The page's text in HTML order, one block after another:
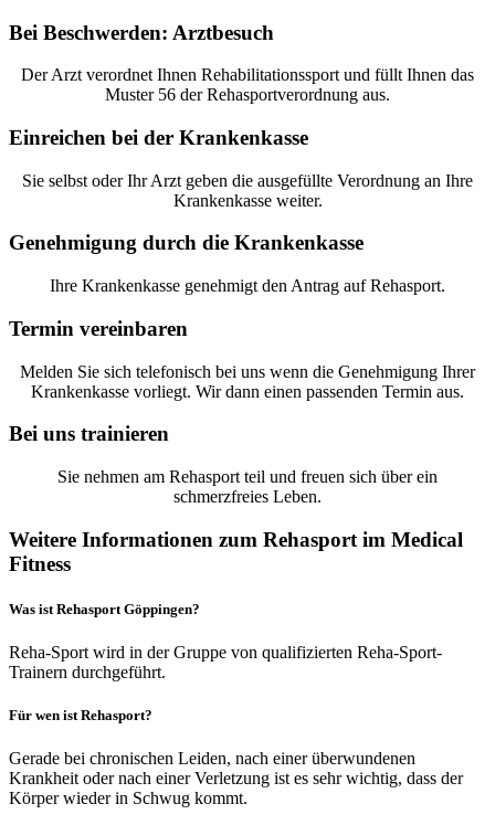
Bei Beschwerden: Arztbesuch
Der Arzt verordnet Ihnen Rehabilitationssport und füllt Ihnen das
Muster 56 der Rehasportverordnung aus.
Einreichen bei der Krankenkasse
Sie selbst oder Ihr Arzt geben die ausgefüllte Verordnung an Ihre
Krankenkasse weiter.
Genehmigung durch die Krankenkasse
Ihre Krankenkasse genehmigt den Antrag auf Rehasport.
Termin vereinbaren
Melden Sie sich telefonisch bei uns wenn die Genehmigung Ihrer
Krankenkasse vorliegt. Wir dann einen passenden Termin aus.
Bei uns trainieren
Sie nehmen am Rehasport teil und freuen sich über ein
schmerzfreies Leben.
Weitere Informationen zum Rehasport im Medical
Fitness
Was ist Rehasport Göppingen?
Reha-Sport wird in der Gruppe von qualifizierten Reha-Sport-
Trainern durchgeführt.
Für wen ist Rehasport?
Gerade bei chronischen Leiden, nach einer überwundenen
Krankheit oder nach einer Verletzung ist es sehr wichtig, dass der
Körper wieder in Schwug kommt.